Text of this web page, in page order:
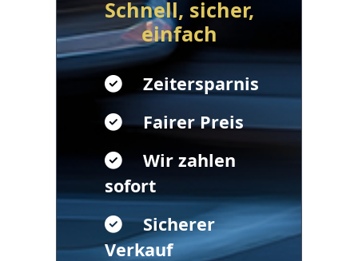
Schnell, sicher,
einfach
Zeitersparnis
Fairer Preis
Wir zahlen
sofort
Sicherer
Verkauf